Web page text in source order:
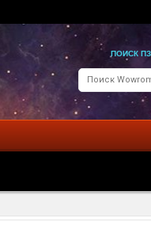
ПОИСК